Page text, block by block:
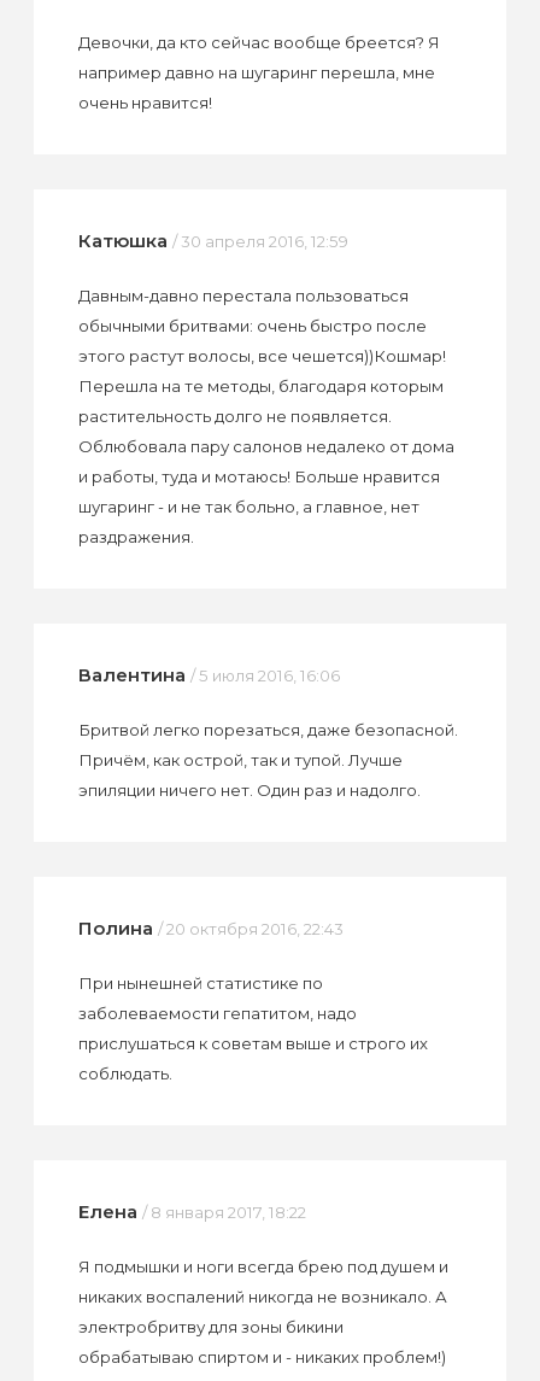
Девочки, да кто сейчас вообще бреется? Я
например давно на шугаринг перешла, мне
очень нравится!
Катюшка / 30 апреля 2016, 12:59
Давным-давно перестала пользоваться
обычными бритвами: очень быстро после
этого растут волосы, все чешется))Кошмар!
Перешла на те методы, благодаря которым
растительность долго не появляется.
Облюбовала пару салонов недалеко от дома
и работы, туда и мотаюсь! Больше нравится
шугаринг - и не так больно, а главное, нет
раздражения.
Валентина / 5 июля 2016, 16:06
Бритвой легко порезаться, даже безопасной.
Причём, как острой, так и тупой. Лучше
эпиляции ничего нет. Один раз и надолго.
Полина / 20 октября 2016, 22:43
При нынешней статистике по
заболеваемости гепатитом, надо
прислушаться к советам выше и строго их
соблюдать.
Елена / 8 января 2017, 18:22
Я подмышки и ноги всегда брею под душем и
никаких воспалений никогда не возникало. А
электробритву для зоны бикини
обрабатываю спиртом и - никаких проблем!)